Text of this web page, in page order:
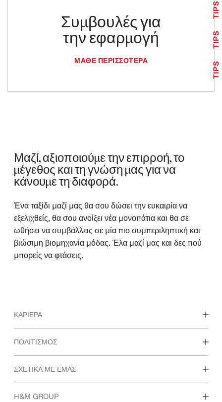
Συμβουλές για
την εφαρμογή
ΜΆΘΕ ΠΕΡΙΣΣΌΤΕΡΑ
TIPS
TIPS
TIPS
Μαζί, αξιοποιούμε την επιρροή, το
μέγεθος και τη γνώση μας για να
κάνουμε τη διαφορά.
Ένα ταξίδι μαζί μας θα σου δώσει την ευκαιρία να
εξελιχθείς, θα σου ανοίξει νέα μονοπάτια και θα σε
ωθήσει να συμβάλλεις σε μία πιο συμπεριληπτική και
βιώσιμη βιομηχανία μόδας. Έλα μαζί μας και δες πού
μπορείς να φτάσεις.
ΚΑΡΙΈΡΑ
Ανακάλυψε τα τμήματα εργασίας στην H&M
ΠΟΛΙΤΙΣΜΌΣ
Κουλτούρα & παροχές
ΣΧΕΤΙΚΆ ΜΕ ΕΜΆΣ
Ποιοι είμαστε
H&M GROUP